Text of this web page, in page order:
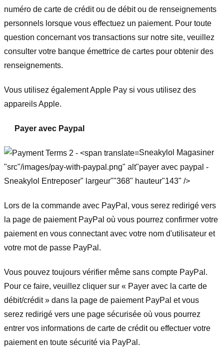
numéro de carte de crédit ou de débit ou de renseignements
personnels lorsque vous effectuez un paiement. Pour toute
question concernant vos transactions sur notre site, veuillez
consulter votre banque émettrice de cartes pour obtenir des
renseignements.
Vous utilisez également Apple Pay si vous utilisez des
appareils Apple.
Payer avec Paypal
Sneakylol Magasiner
"src"/images/pay-with-paypal.png" alt"payer avec paypal -
Sneakylol Entreposer" largeur""368" hauteur"143" />
Lors de la commande avec PayPal, vous serez redirigé vers
la page de paiement PayPal où vous pourrez confirmer votre
paiement en vous connectant avec votre nom d'utilisateur et
votre mot de passe PayPal.
Vous pouvez toujours vérifier même sans compte PayPal.
Pour ce faire, veuillez cliquer sur « Payer avec la carte de
débit/crédit » dans la page de paiement PayPal et vous
serez redirigé vers une page sécurisée où vous pourrez
entrer vos informations de carte de crédit ou effectuer votre
paiement en toute sécurité via PayPal.